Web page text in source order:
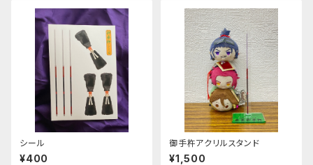
シール
¥400
御手杵アクリルスタンド
¥1,500